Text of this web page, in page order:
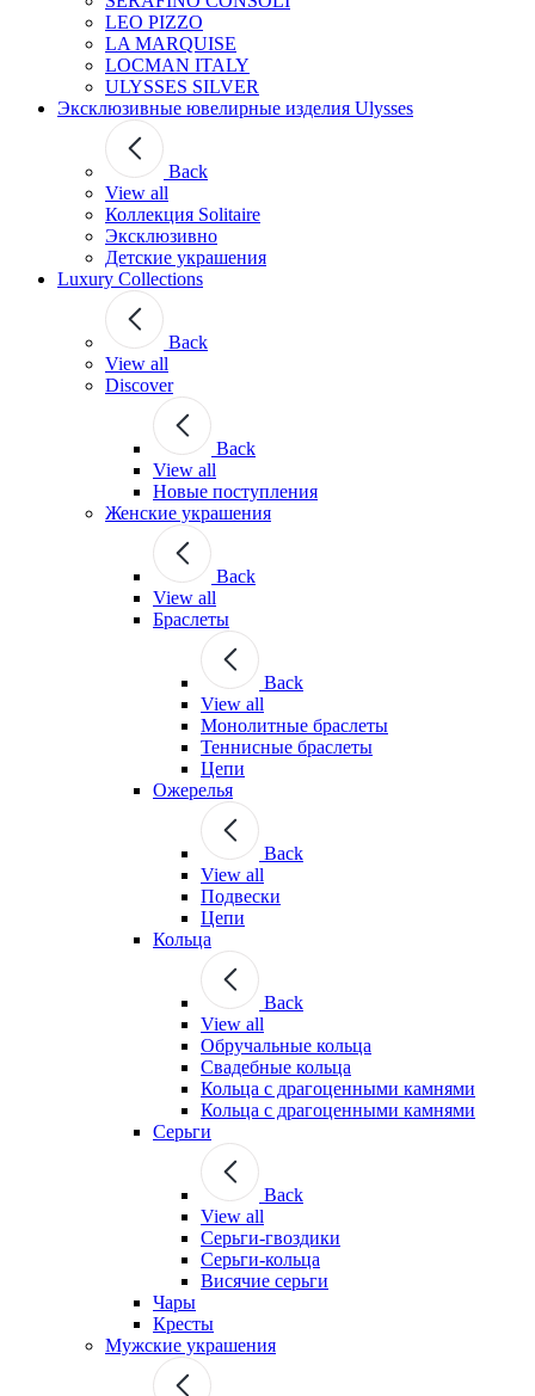
LEO PIZZO
LA MARQUISE
LOCMAN ITALY
ULYSSES SILVER
Эксклюзивные ювелирные изделия Ulysses
Back
View all
Коллекция Solitaire
Эксклюзивно
Детские украшения
Luxury Collections
Back
View all
Discover
Back
View all
Новые поступления
Женские украшения
Back
View all
Браслеты
Back
View all
Монолитные браслеты
Теннисные браслеты
Цепи
Ожерелья
Back
View all
Подвески
Цепи
Кольца
Back
View all
Обручальные кольца
Свадебные кольца
Кольца с драгоценными камнями
Кольца с драгоценными камнями
Серьги
Back
View all
Серьги-гвоздики
Серьги-кольца
Висячие серьги
Чары
Кресты
Мужские украшения